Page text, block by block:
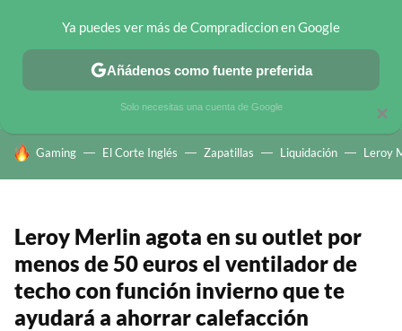
CHOLLOS TELEGRAM OFERTAS EN MÓVILES OFERTAS EN
HOY SE HABLA DE
Gaming El Corte Inglés Zapatillas Liquidación Leroy
Leroy Merlin agota en su outlet por
menos de 50 euros el ventilador de
techo con función invierno que te
ayudará a ahorrar calefacción
×
Ya puedes ver más de Compradiccion en Google
Añádenos como fuente preferida
Solo necesitas una cuenta de Google